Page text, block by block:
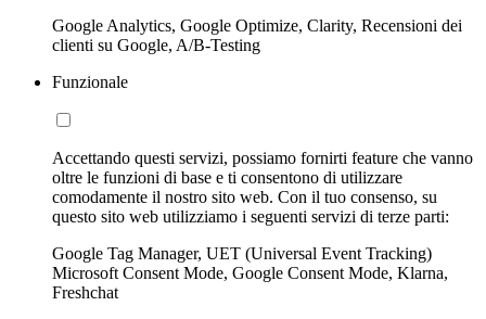
Google Analytics, Google Optimize, Clarity, Recensioni dei
clienti su Google, A/B-Testing
Funzionale
Accettando questi servizi, possiamo fornirti feature che vanno
oltre le funzioni di base e ti consentono di utilizzare
comodamente il nostro sito web. Con il tuo consenso, su
questo sito web utilizziamo i seguenti servizi di terze parti:
Google Tag Manager, UET (Universal Event Tracking)
Microsoft Consent Mode, Google Consent Mode, Klarna,
Freshchat